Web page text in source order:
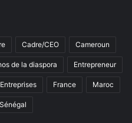
Cadre/CEO Cameroun
de la diaspora Entrepreneur
Entreprises France Maroc
Sénégal